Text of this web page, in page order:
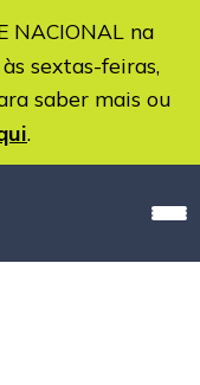
NACIONAL na
sextas-feiras,
saber mais ou
.